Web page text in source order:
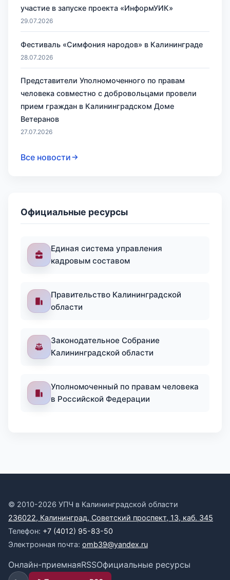
участие в запуске проекта «ИнформУИК»
29.07.2026
Фестиваль «Симфония народов» в Калининграде
28.07.2026
Представители Уполномоченного по правам
человека совместно с добровольцами провели
прием граждан в Калининградском Доме
Ветеранов
27.07.2026
Все новости
Официальные ресурсы
Единая система управления
кадровым составом
Правительство Калининградской
области
Законодательное Собрание
Калининградской области
Уполномоченный по правам человека
в Российской Федерации
© 2010-2026 УПЧ в Калининградской области
236022, Калининград, Советский проспект, 13, каб. 345
Телефон: +7 (4012) 95-83-50
Электронная почта: omb39@yandex.ru
Онлайн-приемнаяRSSОфициальные ресурсы